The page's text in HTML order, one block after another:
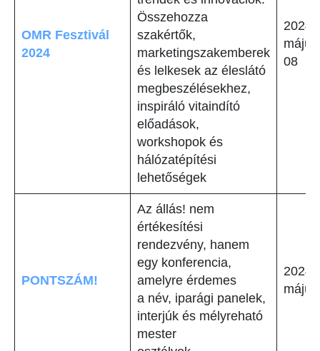
OMR Fesztivál
2024
Összehozza
szakértők,
marketingszakemberek
és lelkesek az éleslátó
megbeszélésekhez,
inspiráló vitaindító
előadások,
workshopok és
hálózatépítési
lehetőségek
2024.
08
PONTSZÁM!
Az állás! nem
értékesítési
rendezvény, hanem
egy konferencia,
amelyre érdemes
a név, iparági panelek,
interjúk és mélyreható
mester
2024.